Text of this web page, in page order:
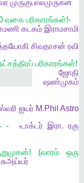
முருகுபாலமுருகன்
வகை பரிகாரங்கள்!-
கடகம் இராமசாமி
சிவதாசன் ரவி
பரிகாரங்கள்!
ஜோதி
ஷண்முகம்
ஐயர் M.Phil Astro
- -டாக்டர் இரா.ரகு
(வாரம் ஒரு
அய்யர்